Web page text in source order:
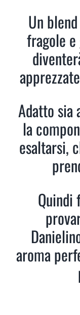
Un
fragole
Adatto sia
la
esaltarsi,
Quindi
aroma